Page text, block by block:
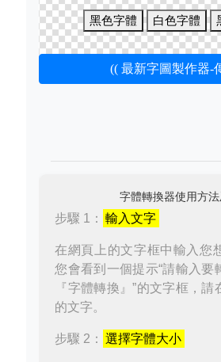
黑色字體 白色字體
(( 最新字圖製作器-
字體轉換器使用方
步驟 1： 輸入文字
在網頁上的文字框中輸入您
您會看到一個提示“請輸入要
『字體轉換』”的文字框，
的文字。
步驟 2： 選擇字體大小